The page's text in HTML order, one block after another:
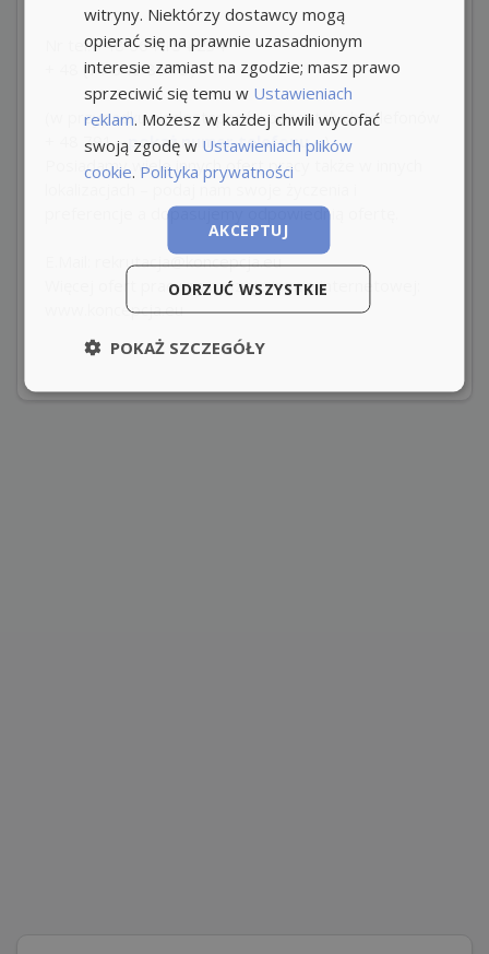
Nr tel. +48 664 134 234
+ 48 (71 343 80 73)
(w przypadku niedostępności pozostałych telefonów
791- pokaż numer telefonu -)
Posiadamy wiele innych ofert pracy także w innych
lokalizacjach – podaj nam swoje życzenia i
preferencje a dopasujemy odpowiednią ofertę.
E.Mail: rekrutacja@koncepcja.eu
Więcej ofert pracy na naszej stronie internetowej:
www.koncepcja.eu
witryny. Niektórzy dostawcy mogą
opierać się na prawnie uzasadnionym
interesie zamiast na zgodzie; masz prawo
sprzeciwić się temu w Ustawieniach
reklam. Możesz w każdej chwili wycofać
swoją zgodę w Ustawieniach plików
cookie. Polityka prywatności
AKCEPTUJ
ODRZUĆ WSZYSTKIE
POKAŻ SZCZEGÓŁY